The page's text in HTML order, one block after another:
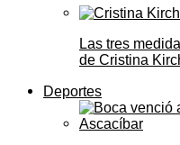
Las tres
de Cristina
Deportes